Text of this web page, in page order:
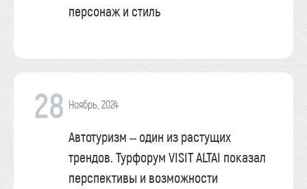
персонаж и стиль
28 Ноябрь, 2024
Автотуризм – один из растущих
трендов. Турфорум VISIT ALTAI показал
перспективы и возможности